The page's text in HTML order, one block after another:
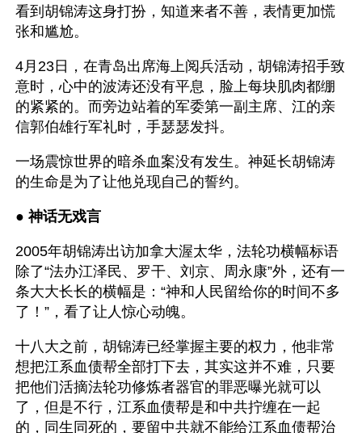
看到胡锦涛这身打扮，知道来者不善，表情更加慌
张和尴尬。
4月23日，在青岛出席海上阅兵活动，胡锦涛招手致
意时，心中的波涛还没有平息，脸上每块肌肉都绷
的紧紧的。而旁边站着的军委第一副主席、江的亲
信郭伯雄行军礼时，手瑟瑟发抖。
一场震惊世界的暗杀血案没有发生。神延长胡锦涛
的生命是为了让他兑现自己的誓约。
● 神话无戏言
2005年胡锦涛出访加拿大渥太华，法轮功横幅标语
除了“法办江泽民、罗干、刘京、周永康”外，还有一
条大大长长的横幅是：“神和人民留给你的时间不多
了！”，看了让人惊心动魄。
十八大之前，胡锦涛已经掌握主要的权力，他非常
想把江系血债帮全部打下去，其实这并不难，只要
把他们活摘法轮功修炼者器官的罪恶曝光就可以
了，但是不行，江系血债帮是和中共拧缠在一起
的，同生同死的，要留中共就不能给江系血债帮治